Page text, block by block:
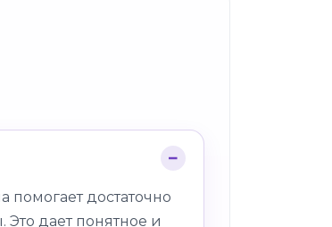
достаточно
дает понятное и